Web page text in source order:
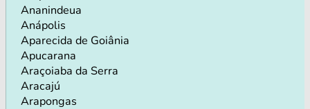
Ananindeua
Anápolis
Aparecida de Goiânia
Apucarana
Araçoiaba da Serra
Aracajú
Arapongas